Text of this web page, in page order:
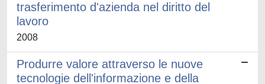
trasferimento d'azienda nel diritto del
lavoro
2008
Produrre valore attraverso le nuove
tecnologie dell'informazione e della